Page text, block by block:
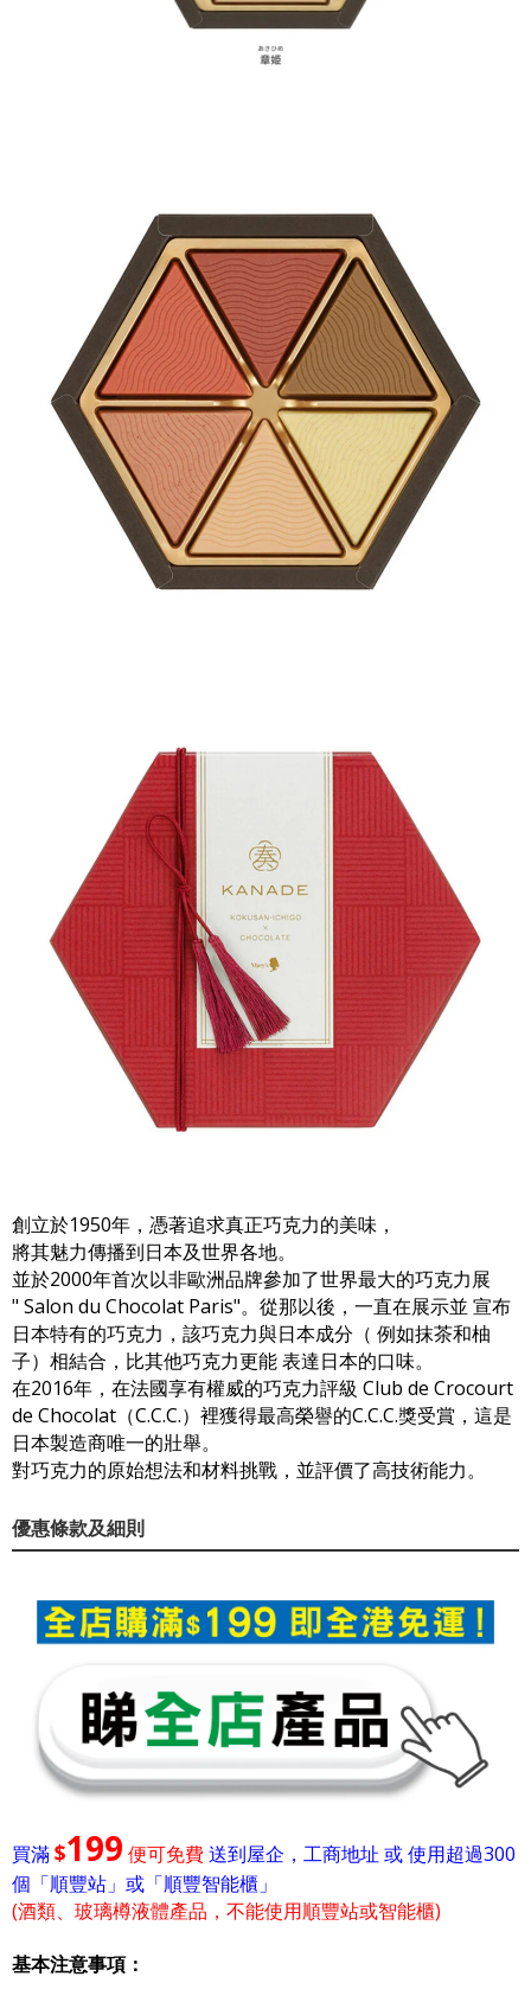
創立於1950年，憑著追求真正巧克力的美味，
將其魅力傳播到日本及世界各地。
並於2000年首次以非歐洲品牌參加了世界最大的巧克力展
" Salon du Chocolat Paris"。從那以後，一直在展示並 宣布
日本特有的巧克力，該巧克力與日本成分（ 例如抹茶和柚
子）相結合，比其他巧克力更能 表達日本的口味。
在2016年，在法國享有權威的巧克力評級 Club de Crocourt
de Chocolat（C.C.C.）裡獲得最高榮譽的C.C.C.獎受賞，這是
日本製造商唯一的壯舉。
對巧克力的原始想法和材料挑戰，並評價了高技術能力。
優惠條款及細則
買滿$199 便可免費送到屋企，工商地址 或 使用超過300
個「順豐站」或「順豐智能櫃」
(酒類、玻璃樽液體產品，不能使用順豐站或智能櫃)
基本注意事項：